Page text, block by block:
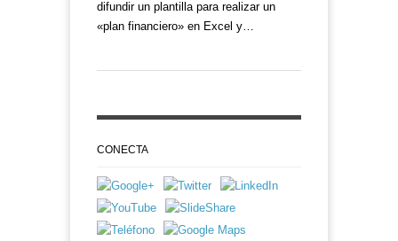
difundir un plantilla para realizar un
«plan financiero» en Excel y…
CONECTA